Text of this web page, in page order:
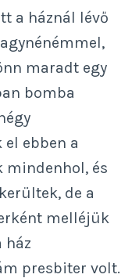
a háznál lévő
maradt egy
bomba
ebben a
mindenhol, és
de a
melléjük
ház
presbiter volt.